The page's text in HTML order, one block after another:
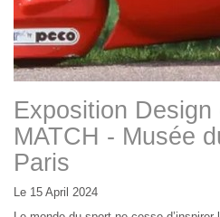
Exposition
MATCH - Musée
Paris
Le 15 April 2024